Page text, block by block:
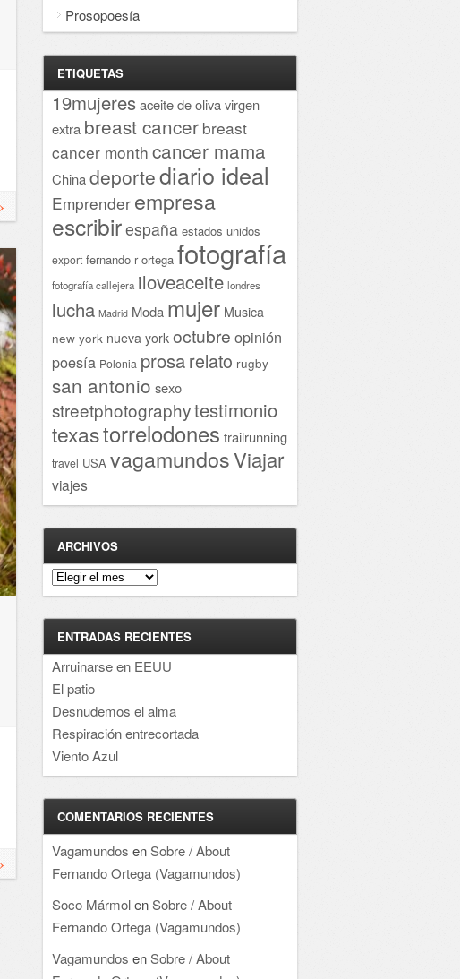
Prosopoesía
ETIQUETAS
19mujeresaceite de oliva virgen
extra breast cancer breast
cancer month cancer mama
Chinadeportediario ideal
Emprender empresa
escribirespaña estados unidos
export fernando r ortega fotografía
fotografía callejera iloveaceite londres
lucha Madrid Moda mujer Musica
new york nueva york octubre opinión
poesía Polonia prosarelato rugby
san antonio sexo
streetphotographytestimonio
texastorrelodones trailrunning
travel USA vagamundosViajar
viajes
ARCHIVOS
Archivos
ENTRADAS RECIENTES
Arruinarse en EEUU
El patio
Desnudemos el alma
Respiración entrecortada
Viento Azul
COMENTARIOS RECIENTES
Vagamundos enSobre / About
Fernando Ortega (Vagamundos)
Soco MármolenSobre / About
Fernando Ortega (Vagamundos)
Vagamundos enSobre / About